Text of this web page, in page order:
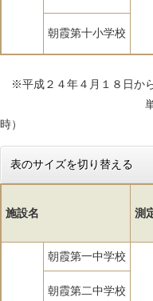
朝霞第十小学校
※平成２４年４月１８日か
単位：μＳｖ/ｈ
時）
表のサイズを切り替える
施設名 測
朝霞第一中学校
朝霞第二中学校